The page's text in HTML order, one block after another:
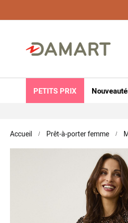
PETITS PRIX
Accueil Prêt-à-porter femme